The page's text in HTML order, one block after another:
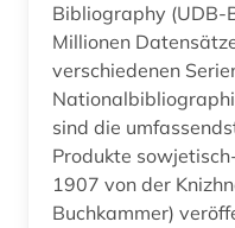
Bibliography (UDB-
Millionen
verschiedenen
sind die
Produkte
1907 von der
Buchkammer)